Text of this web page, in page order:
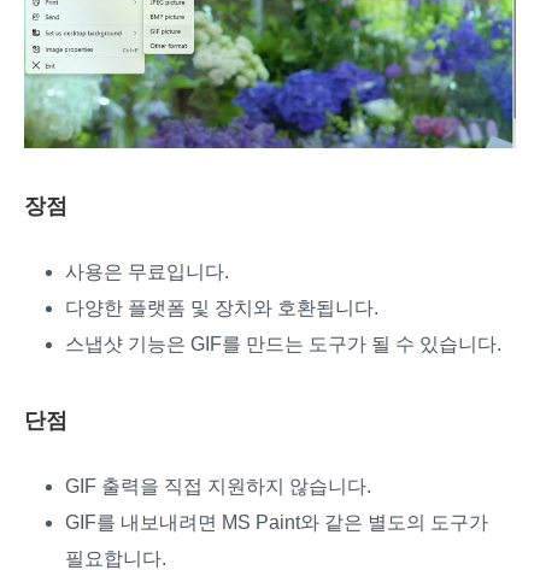
장점
사용은 무료입니다.
다양한 플랫폼 및 장치와 호환됩니다.
스냅샷 기능은 GIF를 만드는 도구가 될 수 있습니다.
단점
GIF 출력을 직접 지원하지 않습니다.
GIF를 내보내려면 MS Paint와 같은 별도의 도구가
필요합니다.